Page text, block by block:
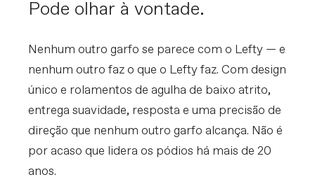
Pode olhar à vontade.
Nenhum outro garfo se parece com o Lefty — e
nenhum outro faz o que o Lefty faz. Com design
único e rolamentos de agulha de baixo atrito,
entrega suavidade, resposta e uma precisão de
direção que nenhum outro garfo alcança. Não é
por acaso que lidera os pódios há mais de 20
anos.